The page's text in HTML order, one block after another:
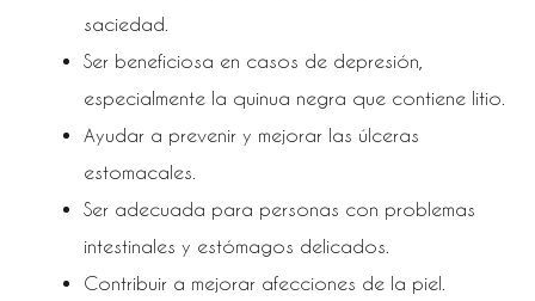
saciedad.
Ser beneficiosa en casos de depresión,
especialmente la quinua negra que contiene litio.
Ayudar a prevenir y mejorar las úlceras
estomacales.
Ser adecuada para personas con problemas
intestinales y estómagos delicados.
Contribuir a mejorar afecciones de la piel.